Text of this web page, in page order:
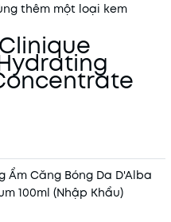
thêm một loại kem
Ẩm Căng Bóng Da D'Alba
100ml (Nhập Khẩu)